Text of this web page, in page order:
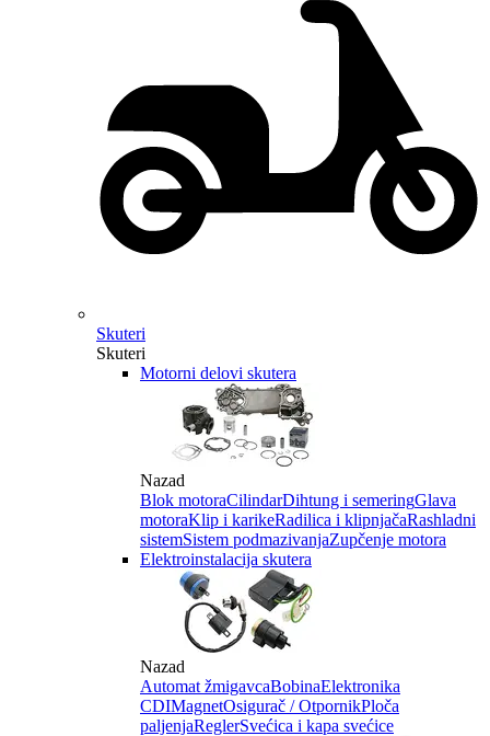
Skuteri
Skuteri
Motorni delovi skutera
Nazad
Blok motoraCilindarDihtung i semeringGlava
motoraKlip i karikeRadilica i klipnjačaRashladni
sistemSistem podmazivanjaZupčenje motora
Elektroinstalacija skutera
Nazad
Automat žmigavcaBobinaElektronika
CDIMagnetOsigurač / OtpornikPloča
paljenjaReglerSvećica i kapa svećice